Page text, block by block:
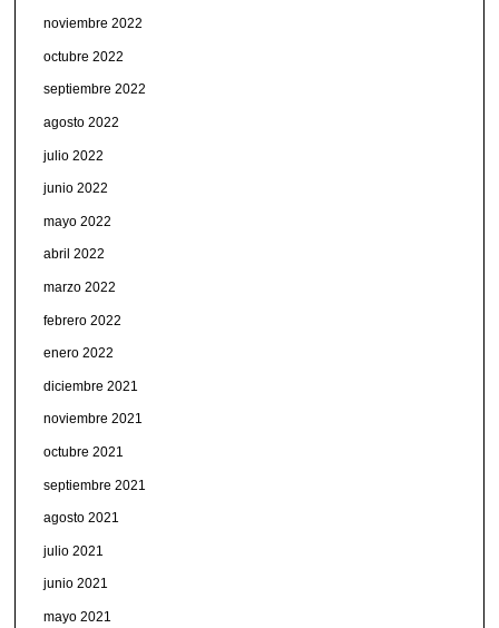
noviembre 2022
octubre 2022
septiembre 2022
agosto 2022
julio 2022
junio 2022
mayo 2022
abril 2022
marzo 2022
febrero 2022
enero 2022
diciembre 2021
noviembre 2021
octubre 2021
septiembre 2021
agosto 2021
julio 2021
junio 2021
mayo 2021